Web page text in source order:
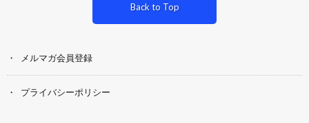
Back to Top
メルマガ会員登録
プライバシーポリシー